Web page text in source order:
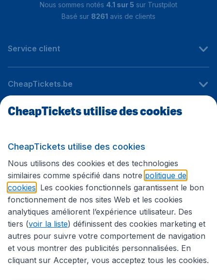
Nous sommes notés 4.1 sur 5 sur Trustpilot
Basé sur 8261 avis de clients
Service client
CheapTickets.be
Sites internationaux
Suivez CheapTickets.be
Déclaration d’accessibilité
Conditions générales
CheapTickets utilise des cookies
CheapTickets utilise des cookies
Nous utilisons des cookies et des technologies
similaires comme spécifié dans notre politique de
cookies . Les cookies fonctionnels garantissent le bon
fonctionnement de nos sites Web et les cookies
analytiques améliorent l’expérience utilisateur. Des
tiers (voir la liste) définissent des cookies marketing et
autres pour suivre votre comportement de navigation
et vous montrer des publicités personnalisées. En
cliquant sur Accepter, vous acceptez tous les cookies.